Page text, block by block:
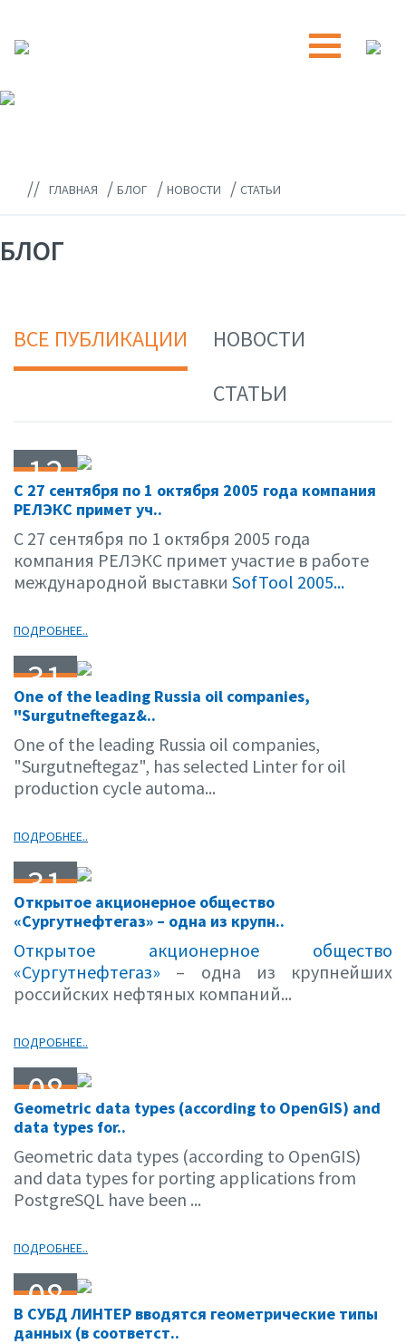
// ГЛАВНАЯ / БЛОГ / НОВОСТИ / СТАТЬИ
БЛОГ
ВСЕ ПУБЛИКАЦИИ
НОВОСТИ
СТАТЬИ
12
09.05
С 27 сентября по 1 октября 2005 года компания
РЕЛЭКС примет уч..
С 27 сентября по 1 октября 2005 года
компания РЕЛЭКС примет участие в работе
международной выставки SofTool 2005...
ПОДРОБНЕЕ..
31
08.05
One of the leading Russia oil companies,
"Surgutneftegaz&..
One of the leading Russia oil companies,
"Surgutneftegaz", has selected Linter for oil
production cycle automa...
ПОДРОБНЕЕ..
31
08.05
Открытое акционерное общество
«Сургутнефтегаз» – одна из крупн..
Открытое акционерное общество
«Сургутнефтегаз» – одна из крупнейших
российских нефтяных компаний...
ПОДРОБНЕЕ..
08
08.05
Geometric data types (according to OpenGIS) and
data types for..
Geometric data types (according to OpenGIS)
and data types for porting applications from
PostgreSQL have been ...
ПОДРОБНЕЕ..
08
08.05
В СУБД ЛИНТЕР вводятся геометрические типы
данных (в соответст..